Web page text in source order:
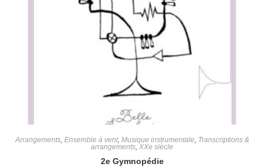
Arrangements, Ensemble à vent, Musique instrumentale, Transcriptions &
arrangements, XXe siècle
2e Gymnopédie